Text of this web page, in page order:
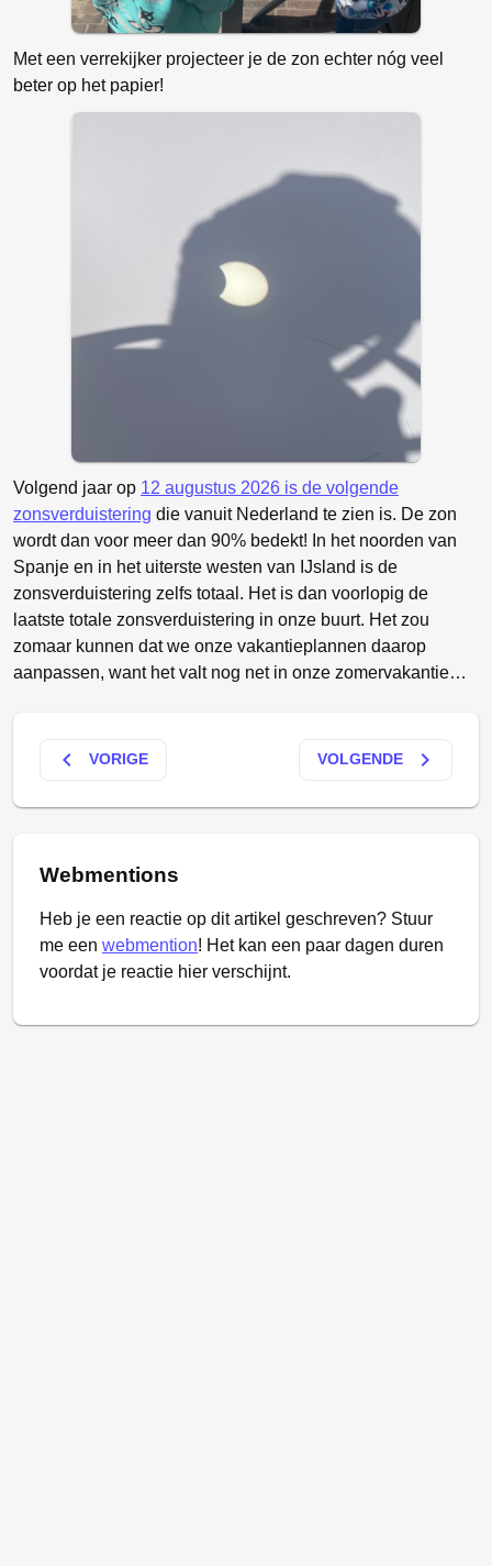
Met een verrekijker projecteer je de zon echter nóg veel
beter op het papier!
Volgend jaar op 12 augustus 2026 is de volgende
zonsverduistering die vanuit Nederland te zien is. De zon
wordt dan voor meer dan 90% bedekt! In het noorden van
Spanje en in het uiterste westen van IJsland is de
zonsverduistering zelfs totaal. Het is dan voorlopig de
laatste totale zonsverduistering in onze buurt. Het zou
zomaar kunnen dat we onze vakantieplannen daarop
aanpassen, want het valt nog net in onze zomervakantie…
keyboard_arrow_left VORIGE VOLGENDE keyboard_arrow_right
Webmentions
Heb je een reactie op dit artikel geschreven? Stuur
me een webmention! Het kan een paar dagen duren
voordat je reactie hier verschijnt.